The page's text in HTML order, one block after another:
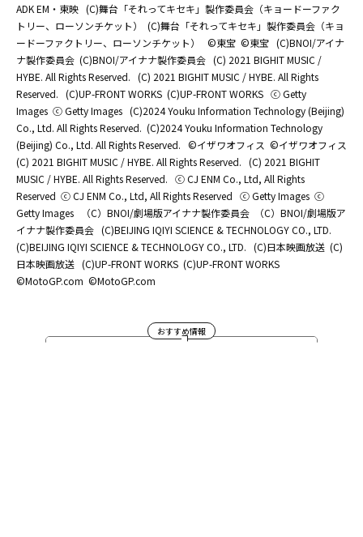
ADK EM・東映 (C)舞台「それってキセキ」製作委員会（キョードーファク
トリー、ローソンチケット）
(C)舞台「それってキセキ」製作委員会（キョ
ードーファクトリー、ローソンチケット）
©東宝 ©東宝 (C)BNOI/アイナ
ナ製作委員会 (C)BNOI/アイナナ製作委員会 (C) 2021 BIGHIT MUSIC /
HYBE. All Rights Reserved. (C) 2021 BIGHIT MUSIC / HYBE. All Rights
Reserved. (C)UP-FRONT WORKS (C)UP-FRONT WORKS ⓒ Getty
Images ⓒ Getty Images (C)2024 Youku Information Technology (Beijing)
Co., Ltd. All Rights Reserved. (C)2024 Youku Information Technology
(Beijing) Co., Ltd. All Rights Reserved. ©イザワオフィス ©イザワオフィス
(C) 2021 BIGHIT MUSIC / HYBE. All Rights Reserved. (C) 2021 BIGHIT
MUSIC / HYBE. All Rights Reserved. ⓒ CJ ENM Co., Ltd, All Rights
Reserved ⓒ CJ ENM Co., Ltd, All Rights Reserved ⓒ Getty Images ⓒ
Getty Images
（C）BNOI/劇場版アイナナ製作委員会
（C）BNOI/劇場版ア
イナナ製作委員会 (C)BEIJING IQIYI SCIENCE & TECHNOLOGY CO., LTD.
(C)BEIJING IQIYI SCIENCE & TECHNOLOGY CO., LTD. (C)日本映画放送 (C)
日本映画放送 (C)UP-FRONT WORKS (C)UP-FRONT WORKS
©MotoGP.com ©MotoGP.com
おすすめ情報